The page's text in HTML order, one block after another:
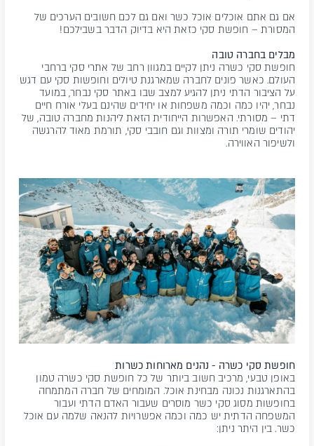
אם גם אתם אוכלים אוכל כשר ואם גם לכם חשובים הערכים של
המסורת – חופשת סקי כזאת היא בדיוק הדבר בשבילכם!
מבלים בחברה טובה
חופשת סקי כשרה ניתן לקיים במגוון רחב של אתרי סקי ברחבי
העולם. כאשר פונים לחברה שמארגנת טיולים וחופשות סקי עם דגש
על הציבור הדתי ניתן להגיע למצב שבו באתר סקי נבחר, במועד
נבחר, יהיו כמה וכמה משפחות או יחידים שהינם בעלי אורח חיים
דתי – מסורתי. האפשרות הייחודית הזאת ליהנות מחברה טובה, של
יהודים שומרי תורה ומצוות וגם חובבי סקי, תורמת מאוד להרגשה
ולשיפור האווירה.
חופשת סקי כשרה - נהנים מארוחות כשרות
באופן טבעי, מרכיב חשוב ביותר של כל חופשת סקי כשרה טמון
בהתארגנות נכונה מבחינת אוכל. המומחים של חברה המתמחה
בחופשות מסוג סקי כשר מוסרים שעבור האדם הדתי ועבור
המשפחה הדתית יש כמה וכמה אפשרויות להנאה שלמה עם אוכל
כשר. בין היתר ניתן: